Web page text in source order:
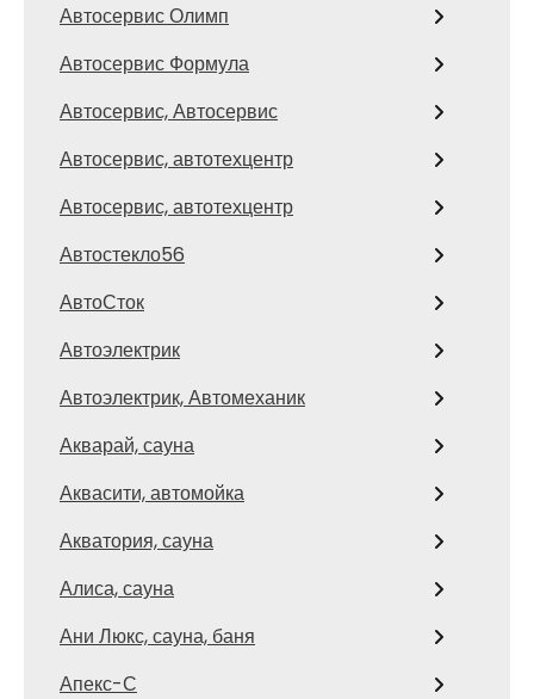
Автосервис Олимп
Автосервис Формула
Автосервис, Автосервис
Автосервис, автотехцентр
Автосервис, автотехцентр
Автостекло56
АвтоСток
Автоэлектрик
Автоэлектрик, Автомеханик
Акварай, сауна
Аквасити, автомойка
Акватория, сауна
Алиса, сауна
Ани Люкс, сауна, баня
Апекс-С